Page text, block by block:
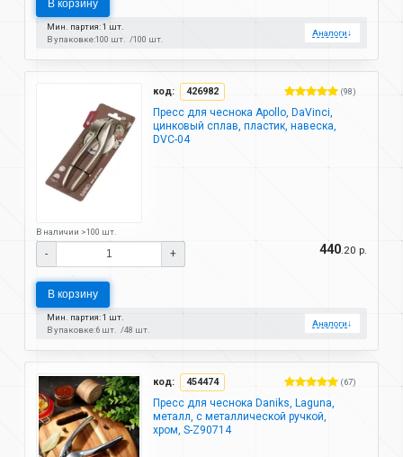
В корзину
Мин. партия: 1 шт.
В упаковке:100 шт. 100 шт.
Аналоги↓
код: 426982 (98)
Пресс для чеснока Apollo, DaVinci,
цинковый сплав, пластик, навеска,
DVC-04
В наличии >100 шт.
- + 440.20 р.
В корзину
Мин. партия: 1 шт.
В упаковке:6 шт. 48 шт.
Аналоги↓
код: 454474 (67)
Пресс для чеснока Daniks, Laguna,
металл, с металлической ручкой,
хром, S-Z90714